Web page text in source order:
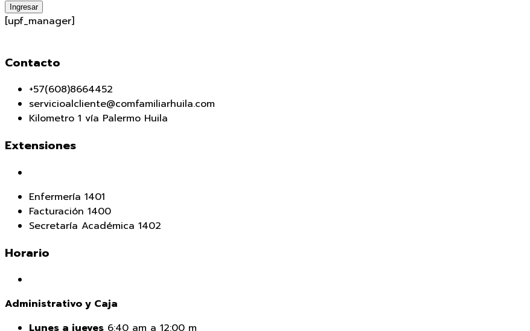
Ingresar
[upf_manager]
Contacto
+57(608)8664452
servicioalcliente@comfamiliarhuila.com
Kilometro 1 vía Palermo Huila
Extensiones
Enfermería 1401
Facturación 1400
Secretaría Académica 1402
Horario
Administrativo y Caja